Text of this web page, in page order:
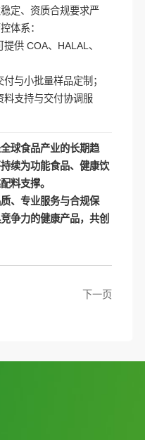
定、资质合规要求严
体系：
供 COA、HALAL、
与小批量样品定制；
料支持与交付协调服
球食品产业的长期趋
续为功能食品、健康饮
料支撑。
、专业服务与合规保
争力的健康产品，共创
下一页